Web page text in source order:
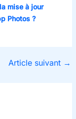
mise à jour
Photos ?
Article suivant →